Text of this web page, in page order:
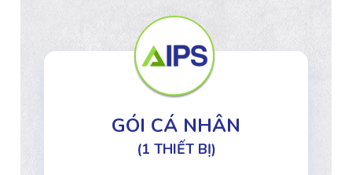
GÓI CÁ NHÂN
(1 THIẾT BỊ)